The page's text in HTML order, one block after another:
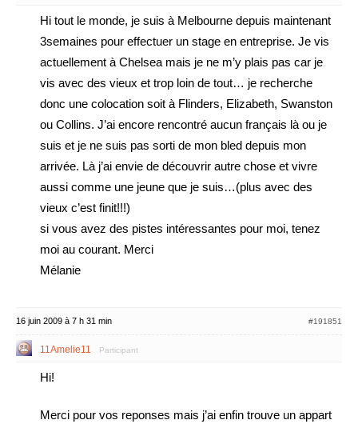
Hi tout le monde, je suis à Melbourne depuis maintenant
3semaines pour effectuer un stage en entreprise. Je vis
actuellement à Chelsea mais je ne m’y plais pas car je
vis avec des vieux et trop loin de tout… je recherche
donc une colocation soit à Flinders, Elizabeth, Swanston
ou Collins. J’ai encore rencontré aucun français là ou je
suis et je ne suis pas sorti de mon bled depuis mon
arrivée. Là j’ai envie de découvrir autre chose et vivre
aussi comme une jeune que je suis…(plus avec des
vieux c’est finit!!!)
si vous avez des pistes intéressantes pour moi, tenez
moi au courant. Merci
Mélanie
16 juin 2009 à 7 h 31 min #191851
11Amelie11 Participant
Hi!
Merci pour vos reponses mais j’ai enfin trouve un appart